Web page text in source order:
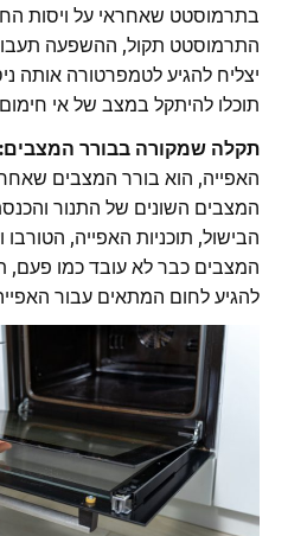
בתרמוסטט שאחראי על ויסות
התרמוסטט תקול, ההשפעה
יצליח להגיע לטמפרטורה אותה
תוכלו להיתקל במצב של אי
תקלה שמקורה בבורר המצבים:
האפייה, הוא בורר המצבים
המצבים השונים של התנור
הבישול, תוכניות האפייה,
המצבים כבר לא עובד כמו פעם,
להגיע לחום המתאים עבור